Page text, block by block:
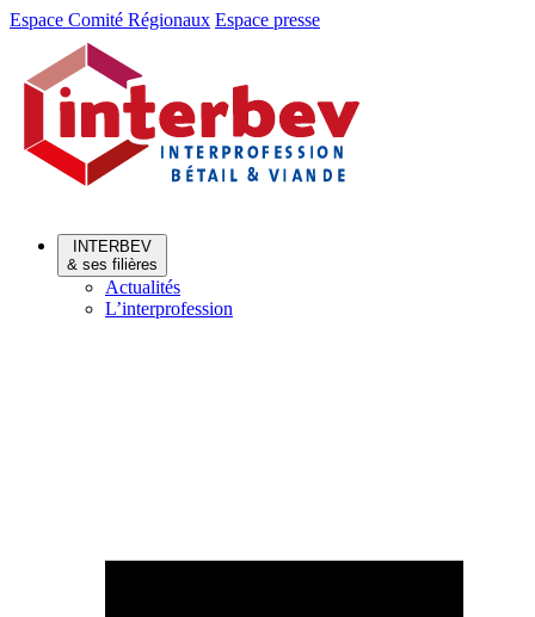
Aller
Aller
contenu
Espace Comité Régionaux Espace presse
INTERBEV
& ses filières
Actualités
L’interprofession